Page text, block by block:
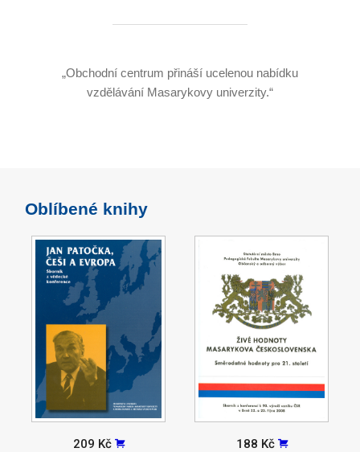
„Obchodní centrum přináší ucelenou nabídku
vzdělávání Masarykovy univerzity.“
Oblíbené knihy
209 Kč 188 Kč